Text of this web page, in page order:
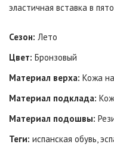
эластичная вставка в
Сезон: Лето
Цвет: Бронзовый
Материал верха: Кожа
Материал подклада:
Материал подошвы:
Теги: испанская обувь,